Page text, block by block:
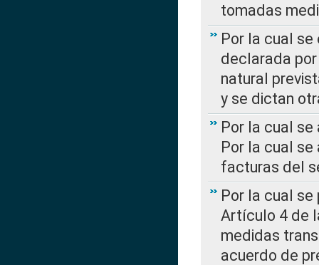
tomadas
Por la cual
declarada
natural
y se dictan
Por la cual se
Por la cual
facturas del
Por la cual
Artículo 4 de
medidas
acuerdo de